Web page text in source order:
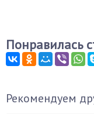
Понравилась
Рекомендуем